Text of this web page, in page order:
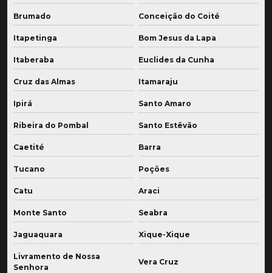
Brumado Conceição do Coité
Itapetinga Bom Jesus da Lapa
Itaberaba Euclides da Cunha
Cruz das Almas Itamaraju
Ipirá Santo Amaro
Ribeira do Pombal Santo Estêvão
Caetité Barra
Tucano Poções
Catu Araci
Monte Santo Seabra
Jaguaquara Xique-Xique
Livramento de Nossa
Senhora
Vera Cruz